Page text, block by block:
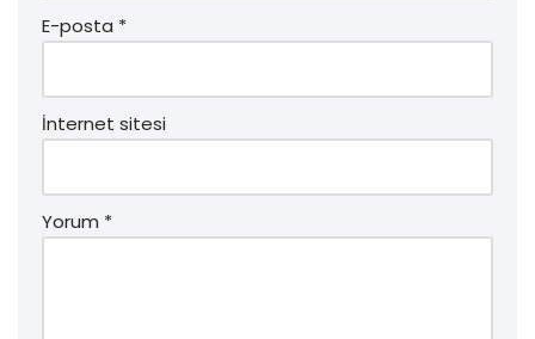
E-posta *
İnternet sitesi
Yorum *